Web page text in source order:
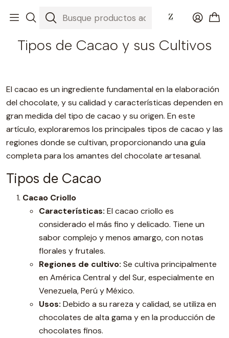
Inicio
Tipos de Cacao y sus Cultivos
El cacao es un ingrediente fundamental en la elaboración
del chocolate, y su calidad y características dependen en
gran medida del tipo de cacao y su origen. En este
artículo, exploraremos los principales tipos de cacao y las
regiones donde se cultivan, proporcionando una guía
completa para los amantes del chocolate artesanal.
Tipos de Cacao
Cacao Criollo
Características: El cacao criollo es
considerado el más fino y delicado. Tiene un
sabor complejo y menos amargo, con notas
florales y frutales.
Regiones de cultivo: Se cultiva principalmente
en América Central y del Sur, especialmente en
Venezuela, Perú y México.
Usos: Debido a su rareza y calidad, se utiliza en
chocolates de alta gama y en la producción de
chocolates finos.